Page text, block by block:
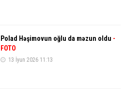
Polad Həşimovun oğlu da məzun oldu -
FOTO
13 İyun 2026 11:13